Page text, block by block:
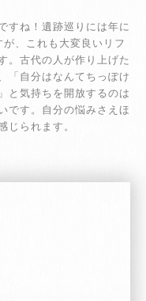
すね！遺跡巡りには年に
、これも大変良いリフ
。古代の人が作り上げた
「自分はなんてちっぽけ
と気持ちを開放するのは
です。自分の悩みさえほ
じられます。